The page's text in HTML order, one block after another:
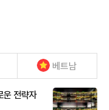
베트남
운 전략자